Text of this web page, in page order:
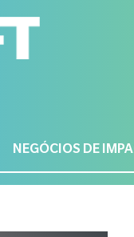
NEGÓCIOS DE